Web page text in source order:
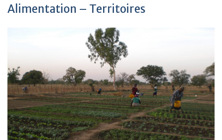
Alimentation – Territoires